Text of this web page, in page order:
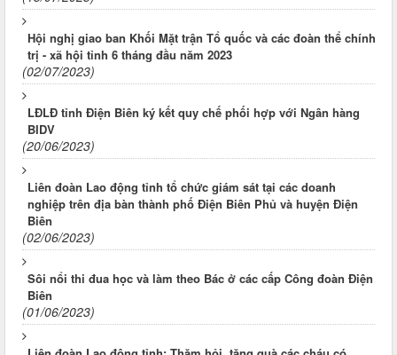
Hội nghị giao ban Khối Mặt trận Tổ quốc và các đoàn thể chính
trị - xã hội tỉnh 6 tháng đầu năm 2023
(02/07/2023)
LĐLĐ tỉnh Điện Biên ký kết quy chế phối hợp với Ngân hàng
BIDV
(20/06/2023)
Liên đoàn Lao động tỉnh tổ chức giám sát tại các doanh
nghiệp trên địa bàn thành phố Điện Biên Phủ và huyện Điện
Biên
(02/06/2023)
Sôi nổi thi đua học và làm theo Bác ở các cấp Công đoàn Điện
Biên
(01/06/2023)